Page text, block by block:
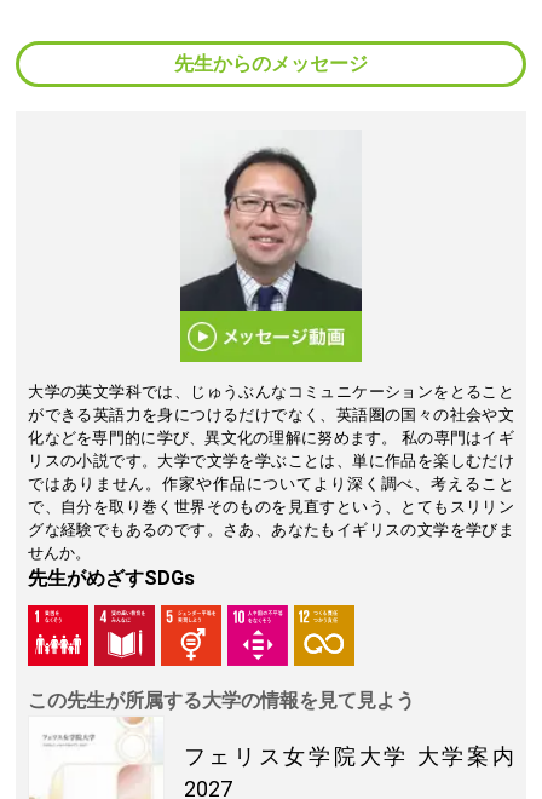
先生からのメッセージ
大学の英文学科では、じゅうぶんなコミュニケーションをとること
ができる英語力を身につけるだけでなく、英語圏の国々の社会や文
化などを専門的に学び、異文化の理解に努めます。 私の専門はイギ
リスの小説です。大学で文学を学ぶことは、単に作品を楽しむだけ
ではありません。作家や作品についてより深く調べ、考えること
で、自分を取り巻く世界そのものを見直すという、とてもスリリン
グな経験でもあるのです。さあ、あなたもイギリスの文学を学びま
せんか。
先生がめざすSDGs
この先生が所属する大学の情報を見て見よう
フェリス女学院大学 大学案内
2027